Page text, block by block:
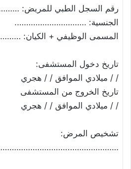
رقم السجل الطبي للمريض:
الجنسية: ………………………….
المسمى الوظيفي + الكيان:
تاريخ دخول المستشفى:
/ / ميلادي الموافق / / هجري
تاريخ الخروج من المستشفى
/ / ميلادي الموافق / / هجري
تشخيص المرض: